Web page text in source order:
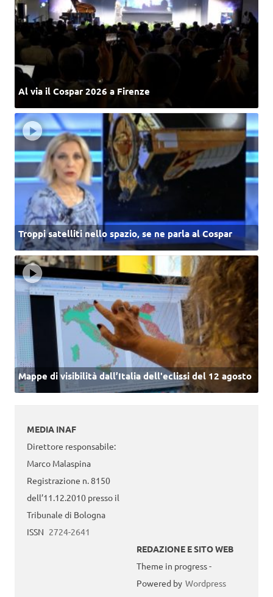
Al via il Cospar 2026 a Firenze
Troppi satelliti nello spazio, se ne parla al Cospar
Mappe di visibilità dall’Italia dell'eclissi del 12 agosto
MEDIA INAF
Direttore responsabile:
Marco Malaspina
Registrazione n. 8150
dell’11.12.2010 presso il
Tribunale di Bologna
ISSN 2724-2641
REDAZIONE E SITO WEB
Theme in progress -
Powered by Wordpress